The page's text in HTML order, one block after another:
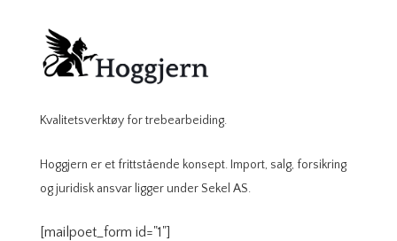
Kvalitetsverktøy for trebearbeiding.
Hoggjern er et frittstående konsept. Import, salg, forsikring
og juridisk ansvar ligger under Sekel AS.
[mailpoet_form id="1"]